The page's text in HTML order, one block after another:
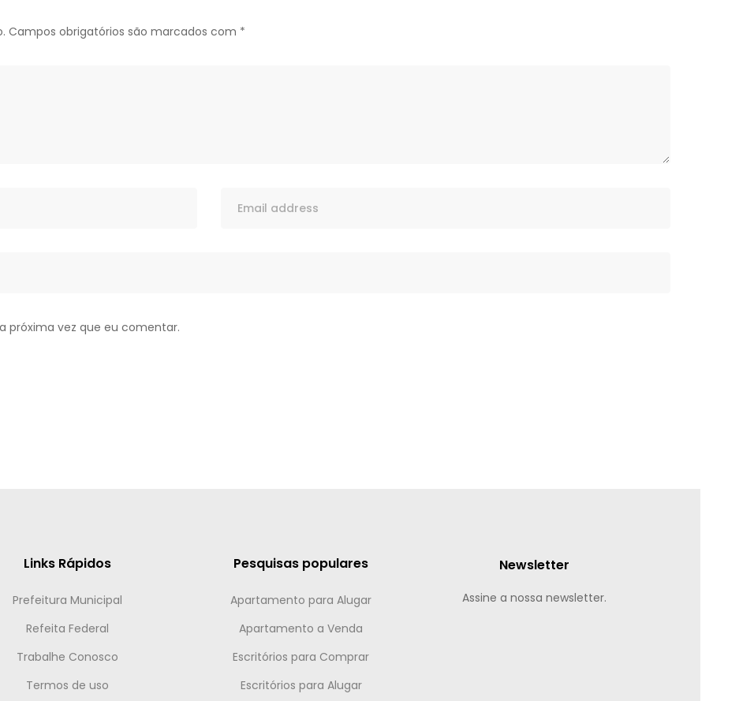
Campos obrigatórios são marcados com *
próxima vez que eu comentar.
Links Rápidos
Prefeitura Municipal
Refeita Federal
Trabalhe Conosco
Termos de uso
Pesquisas populares
Apartamento para Alugar
Apartamento a Venda
Escritórios para Comprar
Escritórios para Alugar
Newsletter
Assine a nossa newsletter.